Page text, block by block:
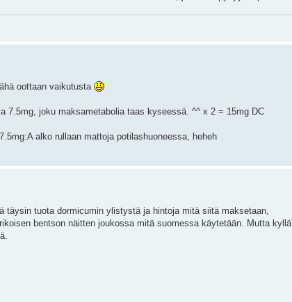
oottaan vaikutusta
7.5mg, joku maksametabolia taas kyseessä. ^^ x 2 = 15mg DC
alko rullaan mattoja potilashuoneessa, heheh
tuota dormicumin ylistystä ja hintoja mitä siitä maksetaan,
bentson näitten joukossa mitä suomessa käytetään. Mutta kyllä